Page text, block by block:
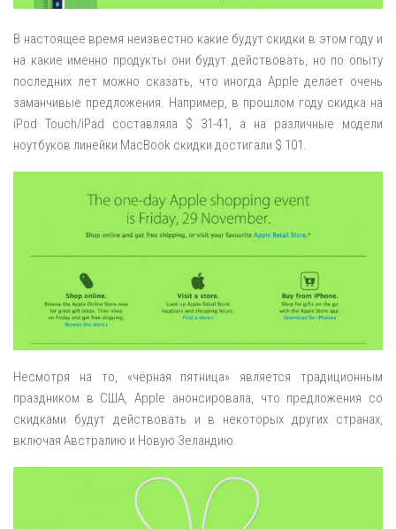
В настоящее время неизвестно какие будут скидки в этом году и
на какие именно продукты они будут действовать, но по опыту
последних лет можно сказать, что иногда Apple делает очень
заманчивые предложения. Например, в прошлом году скидка на
iPod Touch/iPad составляла $ 31-41, а на различные модели
ноутбуков линейки MacBook скидки достигали $ 101.
Несмотря на то, «чёрная пятница» является традиционным
праздником в США, Apple анонсировала, что предложения со
скидками будут действовать и в некоторых других странах,
включая Австралию и Новую Зеландию.